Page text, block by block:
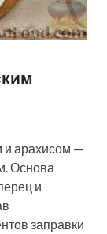
и арахисом —
Основа
и
заправки